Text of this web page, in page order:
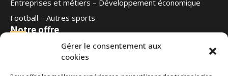
Gérer le consentement aux
cookies
Entreprises et métiers – Développement économique
Football – Autres sports
Notre offre
Qui sommes-nous
Contact